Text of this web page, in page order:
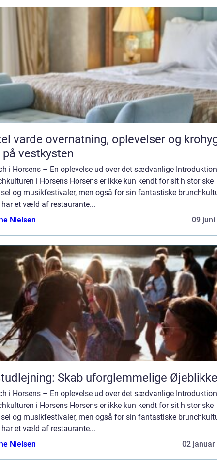
oplevelser og krohygge
vestkysten
i Horsens – En oplevelse ud over det sædvanlige
i Horsens Horsens er ikke kun kendt for sit historiske
og musikfestivaler, men også for sin fantastiske
har et væld af restaurante...
Nielsen
09 juni
Skab uforglemmelige Øjeblikke
i Horsens – En oplevelse ud over det sædvanlige
i Horsens Horsens er ikke kun kendt for sit historiske
og musikfestivaler, men også for sin fantastiske
har et væld af restaurante...
Nielsen
02 januar